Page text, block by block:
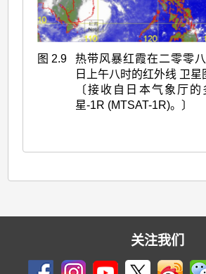
图 2.9热带风暴红霞在二零零
日上午八时的红外线 卫星
〔接收自日本气象厅
星-1R (MTSAT-1R)。〕
关注我们